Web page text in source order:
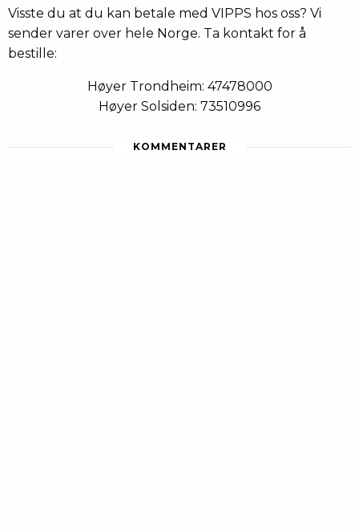
Visste du at du kan betale med VIPPS hos oss? Vi
sender varer over hele Norge. Ta kontakt for å
bestille:
Høyer Trondheim: 47478000
Høyer Solsiden: 73510996
KOMMENTARER